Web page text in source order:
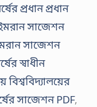
প্রধান প্রধান
সাজেশন
সাজেশন
স্বাধীন
বিশ্ববিদ্যালয়ের
সাজেশন PDF,